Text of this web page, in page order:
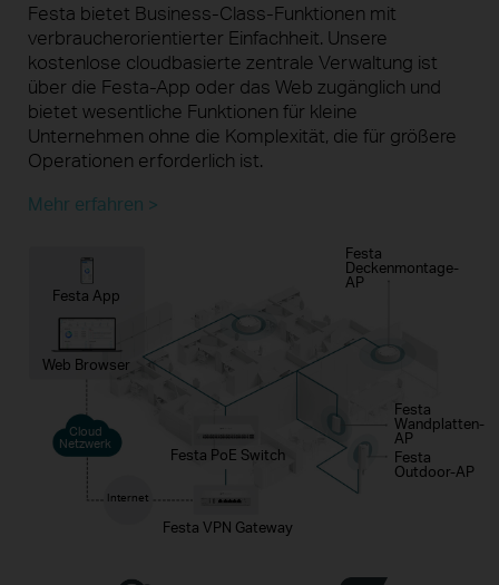
Festa bietet Business-Class-Funktionen mit
verbraucherorientierter Einfachheit. Unsere
kostenlose cloudbasierte zentrale Verwaltung ist
über die Festa-App oder das Web zugänglich und
bietet wesentliche Funktionen für kleine
Unternehmen ohne die Komplexität, die für größere
Operationen erforderlich ist.
Mehr erfahren >
Festa App
Web Browser
Festa PoE Switch
Festa VPN Gateway
Festa
Deckenmontage-
AP
Festa
Wandplatten-
AP
Festa
Outdoor-AP
Cloud
Netzwerk
Internet